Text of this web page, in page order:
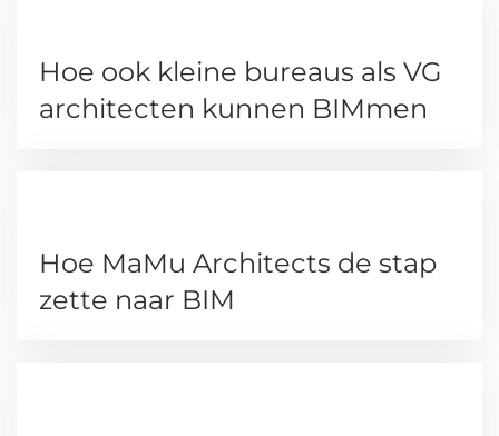
Hoe ook kleine bureaus als VG
architecten kunnen BIMmen
Hoe MaMu Architects de stap
zette naar BIM